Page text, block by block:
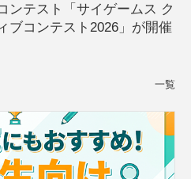
ンテスト「サイゲームス ク
ブコンテスト2026」が開催
一覧